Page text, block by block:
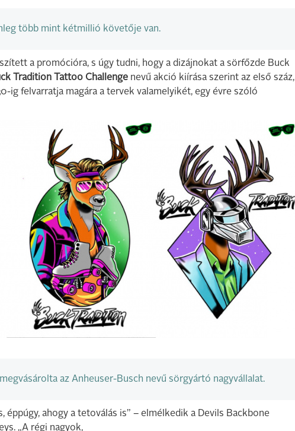
több mint kétmillió követője van.
a promócióra, s úgy tudni, hogy a dizájnokat a sörfőzde Buck
Tradition Tattoo Challenge nevű akció kiírása szerint az első száz,
ig felvarratja magára a tervek valamelyikét, egy évre szóló
az Anheuser-Busch nevű sörgyártó nagyvállalat.
éppúgy, ahogy a tetoválás is” – elmélkedik a Devils Backbone
„A régi nagyok,